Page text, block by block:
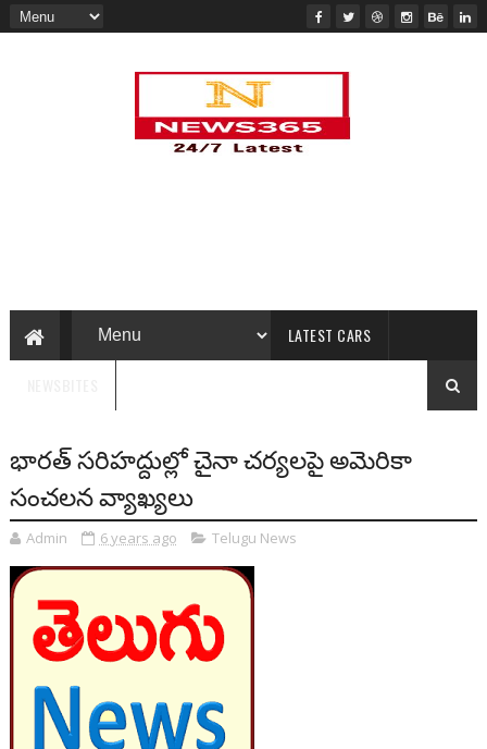
LATEST CARS
భారత్‌ సరిహద్దుల్లో చైనా చర్యలపై అమెరికా
సంచలన వ్యాఖ్యలు
Admin 6 years ago Telugu News